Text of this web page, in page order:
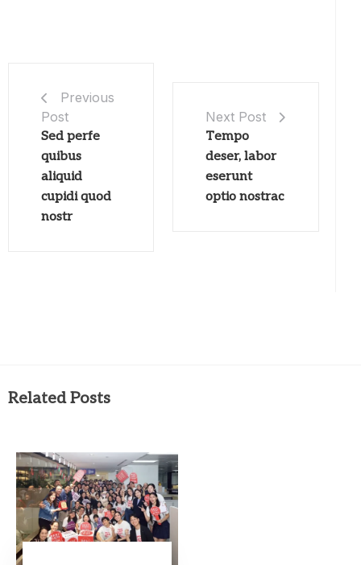
Previous
Post
Sed perfe
quibus
aliquid
cupidi quod
nostr
Next Post
Tempo
deser, labor
eserunt
optio nostrac
Related Posts